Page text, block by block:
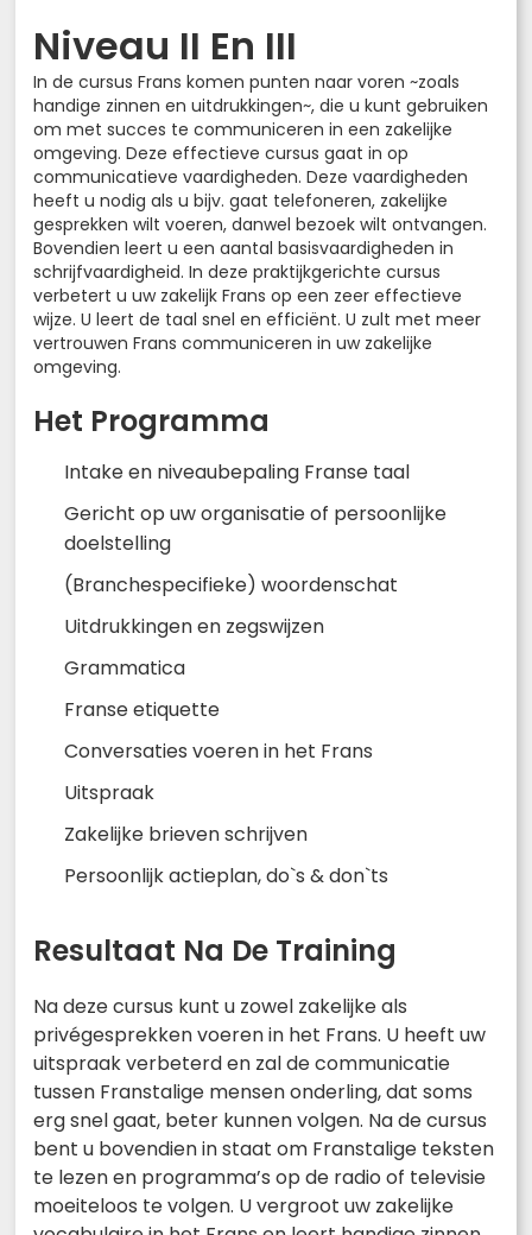
Niveau II En III
In de cursus Frans komen punten naar voren ~zoals
handige zinnen en uitdrukkingen~, die u kunt gebruiken
om met succes te communiceren in een zakelijke
omgeving. Deze effectieve cursus gaat in op
communicatieve vaardigheden. Deze vaardigheden
heeft u nodig als u bijv. gaat telefoneren, zakelijke
gesprekken wilt voeren, danwel bezoek wilt ontvangen.
Bovendien leert u een aantal basisvaardigheden in
schrijfvaardigheid. In deze praktijkgerichte cursus
verbetert u uw zakelijk Frans op een zeer effectieve
wijze. U leert de taal snel en efficiënt. U zult met meer
vertrouwen Frans communiceren in uw zakelijke
omgeving.
Het Programma
Intake en niveaubepaling Franse taal
Gericht op uw organisatie of persoonlijke
doelstelling
(Branchespecifieke) woordenschat
Uitdrukkingen en zegswijzen
Grammatica
Franse etiquette
Conversaties voeren in het Frans
Uitspraak
Zakelijke brieven schrijven
Persoonlijk actieplan, do`s & don`ts
Resultaat Na De Training
Na deze cursus kunt u zowel zakelijke als
privégesprekken voeren in het Frans. U heeft uw
uitspraak verbeterd en zal de communicatie
tussen Franstalige mensen onderling, dat soms
erg snel gaat, beter kunnen volgen. Na de cursus
bent u bovendien in staat om Franstalige teksten
te lezen en programma’s op de radio of televisie
moeiteloos te volgen. U vergroot uw zakelijke